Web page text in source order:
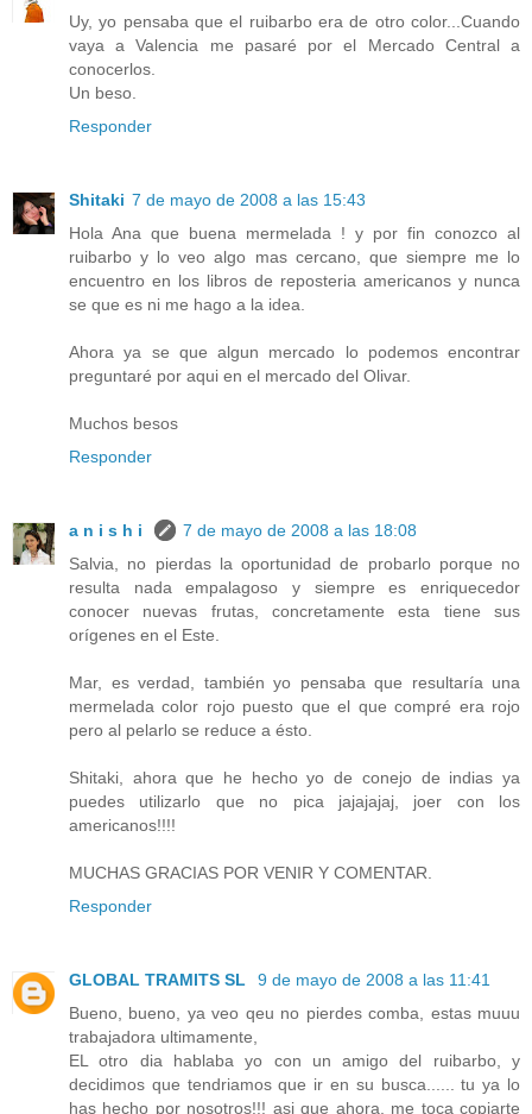
Uy, yo pensaba que el ruibarbo era de otro color...Cuando
vaya a Valencia me pasaré por el Mercado Central a
conocerlos.
Un beso.
Responder
Shitaki 7 de mayo de 2008 a las 15:43
Hola Ana que buena mermelada ! y por fin conozco al
ruibarbo y lo veo algo mas cercano, que siempre me lo
encuentro en los libros de reposteria americanos y nunca
se que es ni me hago a la idea.
Ahora ya se que algun mercado lo podemos encontrar
preguntaré por aqui en el mercado del Olivar.
Muchos besos
Responder
a n i s h i
7 de mayo de 2008 a las 18:08
Salvia, no pierdas la oportunidad de probarlo porque no
resulta nada empalagoso y siempre es enriquecedor
conocer nuevas frutas, concretamente esta tiene sus
orígenes en el Este.
Mar, es verdad, también yo pensaba que resultaría una
mermelada color rojo puesto que el que compré era rojo
pero al pelarlo se reduce a ésto.
Shitaki, ahora que he hecho yo de conejo de indias ya
puedes utilizarlo que no pica jajajajaj, joer con los
americanos!!!!
MUCHAS GRACIAS POR VENIR Y COMENTAR.
Responder
GLOBAL TRAMITS SL
9 de mayo de 2008 a las 11:41
Bueno, bueno, ya veo qeu no pierdes comba, estas muuu
trabajadora ultimamente,
EL otro dia hablaba yo con un amigo del ruibarbo, y
decidimos que tendriamos que ir en su busca...... tu ya lo
has hecho por nosotros!!! asi que ahora, me toca copiarte